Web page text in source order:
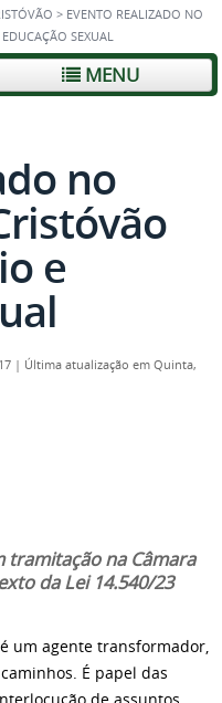
> EVENTO REALIZADO NO
SEXUAL
MENU
no
e
| Última atualização em Quinta,
tramitação na Câmara
da Lei 14.540/23
um agente transformador,
É papel das